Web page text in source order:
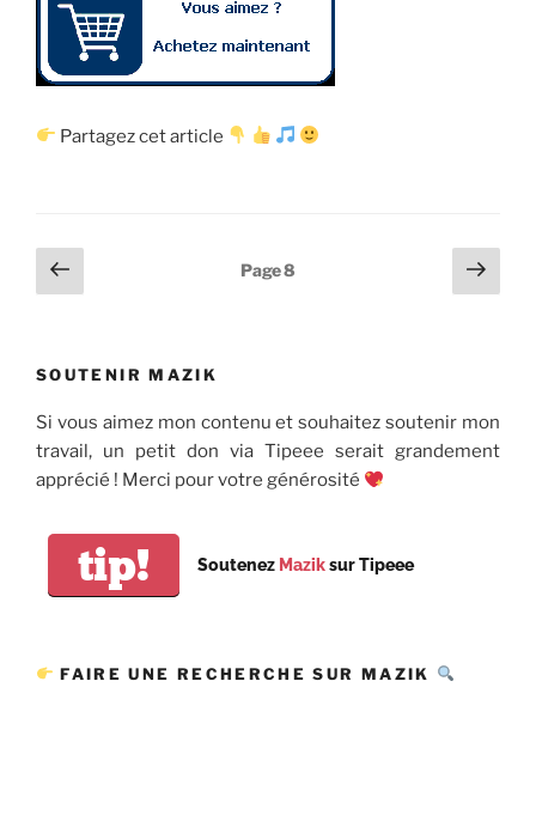
Partagez cet article
Pagination
des
Page
précédente
Page8
Page
SOUTENIR MAZIK
Si vous aimez mon contenu et souhaitez soutenir mon
travail, un petit don via Tipeee serait grandement
apprécié ! Merci pour votre générosité
tip! Soutenez Maziksur Tipeee
FAIRE UNE RECHERCHE SUR MAZIK